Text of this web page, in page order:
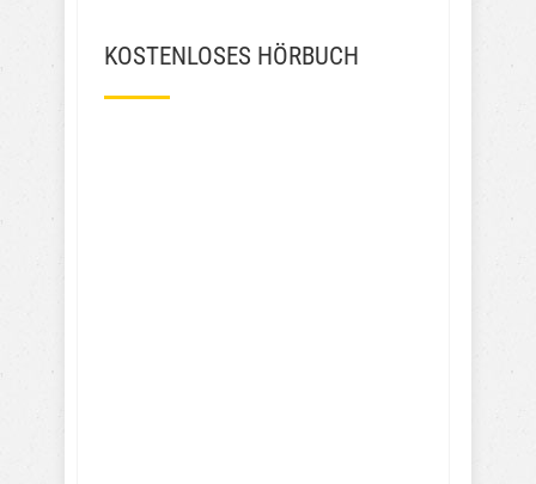
KOSTENLOSES HÖRBUCH